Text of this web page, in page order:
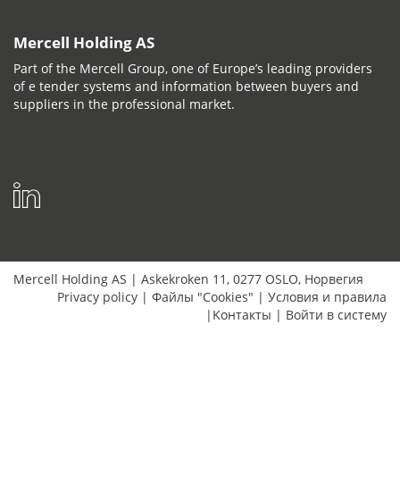
Mercell Holding AS
Part of the Mercell Group, one of Europe’s leading providers
of e tender systems and information between buyers and
suppliers in the professional market.
Mercell Holding AS | Askekroken 11, 0277 OSLO, Норвегия
Privacy policy | Файлы "Cookies" | Условия и правила
| Kонтакты | Bойти в систему